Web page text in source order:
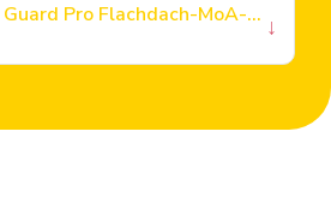
ABS Mobile Guard Pro Flachdach-MoA-351 ↓